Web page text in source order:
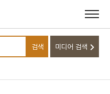
검색어를 입력하세요
검색 미디어 검색